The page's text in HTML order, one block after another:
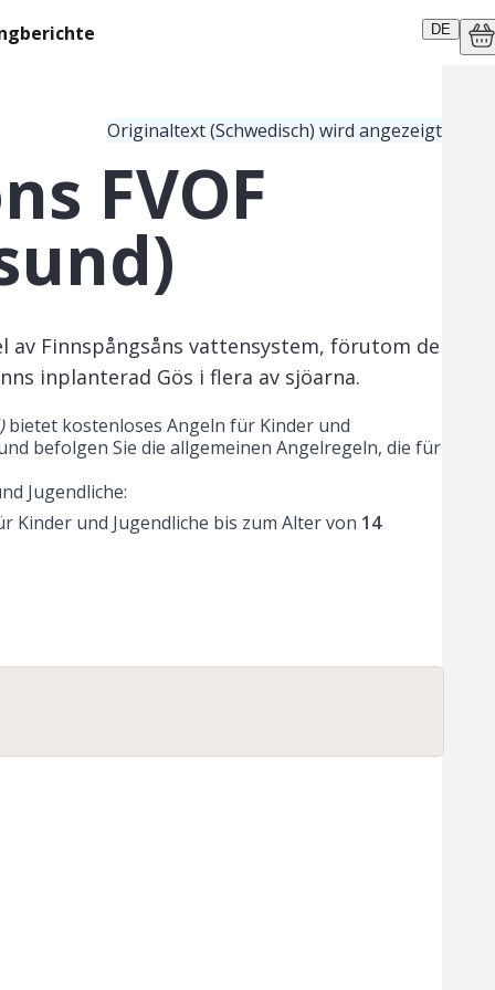
DE
Originaltext (Schwedisch) wird angezeigt
FVOF
av Finnspångsåns vattensystem, förutom de
inplanterad Gös i flera av sjöarna.
bietet kostenloses Angeln für Kinder und
befolgen Sie die allgemeinen Angelregeln, die für
Jugendliche:
Kinder und Jugendliche bis zum Alter von 14